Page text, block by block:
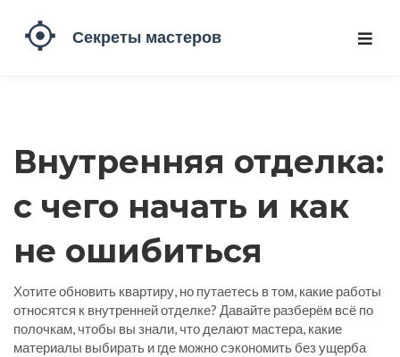
Внутренняя отделка:
с чего начать и как
не ошибиться
Хотите обновить квартиру, но путаетесь в том, какие работы
относятся к внутренней отделке? Давайте разберём всё по
полочкам, чтобы вы знали, что делают мастера, какие
материалы выбирать и где можно сэкономить без ущерба